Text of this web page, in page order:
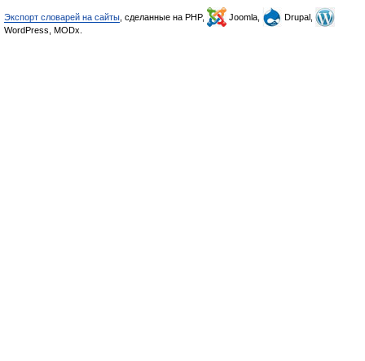
Экспорт словарей на сайты , сделанные на PHP, Joomla,
Drupal,
WordPress, MODx.